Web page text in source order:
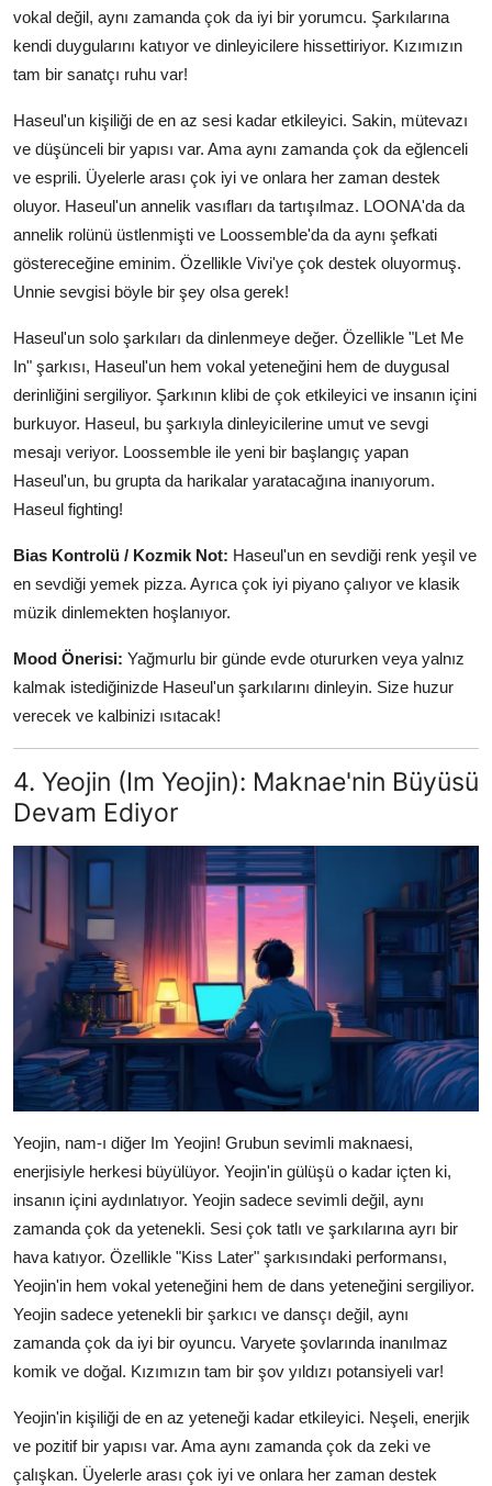
vokal değil, aynı zamanda çok da iyi bir yorumcu. Şarkılarına
kendi duygularını katıyor ve dinleyicilere hissettiriyor. Kızımızın
tam bir sanatçı ruhu var!
Haseul'un kişiliği de en az sesi kadar etkileyici. Sakin, mütevazı
ve düşünceli bir yapısı var. Ama aynı zamanda çok da eğlenceli
ve esprili. Üyelerle arası çok iyi ve onlara her zaman destek
oluyor. Haseul'un annelik vasıfları da tartışılmaz. LOONA'da da
annelik rolünü üstlenmişti ve Loossemble'da da aynı şefkati
göstereceğine eminim. Özellikle Vivi'ye çok destek oluyormuş.
Unnie sevgisi böyle bir şey olsa gerek!
Haseul'un solo şarkıları da dinlenmeye değer. Özellikle "Let Me
In" şarkısı, Haseul'un hem vokal yeteneğini hem de duygusal
derinliğini sergiliyor. Şarkının klibi de çok etkileyici ve insanın içini
burkuyor. Haseul, bu şarkıyla dinleyicilerine umut ve sevgi
mesajı veriyor. Loossemble ile yeni bir başlangıç yapan
Haseul'un, bu grupta da harikalar yaratacağına inanıyorum.
Haseul fighting!
Bias Kontrolü / Kozmik Not: Haseul'un en sevdiği renk yeşil ve
en sevdiği yemek pizza. Ayrıca çok iyi piyano çalıyor ve klasik
müzik dinlemekten hoşlanıyor.
Mood Önerisi: Yağmurlu bir günde evde otururken veya yalnız
kalmak istediğinizde Haseul'un şarkılarını dinleyin. Size huzur
verecek ve kalbinizi ısıtacak!
4. Yeojin (Im Yeojin): Maknae'nin Büyüsü
Devam Ediyor
Yeojin, nam-ı diğer Im Yeojin! Grubun sevimli maknaesi,
enerjisiyle herkesi büyülüyor. Yeojin'in gülüşü o kadar içten ki,
insanın içini aydınlatıyor. Yeojin sadece sevimli değil, aynı
zamanda çok da yetenekli. Sesi çok tatlı ve şarkılarına ayrı bir
hava katıyor. Özellikle "Kiss Later" şarkısındaki performansı,
Yeojin'in hem vokal yeteneğini hem de dans yeteneğini sergiliyor.
Yeojin sadece yetenekli bir şarkıcı ve dansçı değil, aynı
zamanda çok da iyi bir oyuncu. Varyete şovlarında inanılmaz
komik ve doğal. Kızımızın tam bir şov yıldızı potansiyeli var!
Yeojin'in kişiliği de en az yeteneği kadar etkileyici. Neşeli, enerjik
ve pozitif bir yapısı var. Ama aynı zamanda çok da zeki ve
çalışkan. Üyelerle arası çok iyi ve onlara her zaman destek